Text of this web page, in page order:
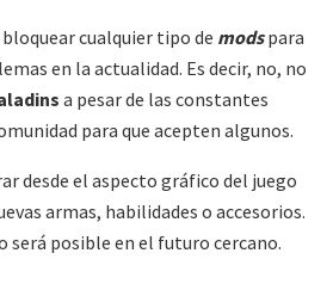
cualquier tipo de modspara
en la actualidad. Es decir, no, no
a pesar de las constantes
para que acepten algunos.
desde el aspecto gráfico del juego
armas, habilidades o accesorios.
será posible en el futuro cercano.